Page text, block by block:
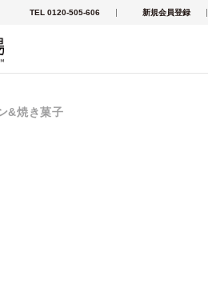
TEL 0120-505-606 新規会員登録
&焼き菓子